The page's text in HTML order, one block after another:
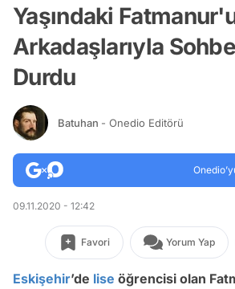
Yaşındaki
Arkadaşlarıyla
Durdu
Batuhan - Onedio Editörü
09.11.2020 - 12:42
Favori Yorum Yap
Eskişehir’de lise öğrencisi olan